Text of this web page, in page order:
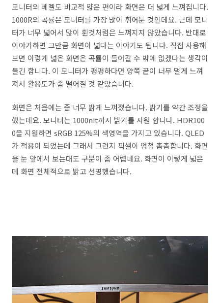
모니터의 베젤도 비교적 얇은 편이라 화면은 더 넓게 느껴집니다.
1000R의 곡률은 모니터를 가장 많이 휘어둔 것인데요. 근데 모니
터가 너무 넓어서 많이 휜것처럼은 느껴지지 않았습니다. 반대로
이야기하면 그만큼 화면이 넓다는 이야기도 됩니다. 직접 사용해
보면 이렇게 넓은 화면은 곡률이 들어갈 수 밖에 없겠다는 생각이
들긴 합니다. 이 모니터가 평평하다면 양쪽 끝이 너무 멀게 느껴
져서 활용도가 좀 떨어질 것 같았습니다.
화면은 처음에는 좀 너무 밝게 느껴졌습니다. 밝기를 약간 조정을
했는데요. 모니터는 1000nit까지 밝기를 지원 합니다. HDR100
0을 지원하면 sRGB 125%의 색영역을 가지고 있습니다. QLED
가 적용이 되었는데 그래서 그런지 픽셀이 엄첨 촘촘합니다. 화면
을 눈 앞에서 보는대도 구분이 좀 어렵네요. 화면이 이렇게 넓은
데 화면 전체적으로 밝고 선명했습니다.